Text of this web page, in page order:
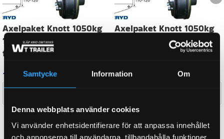
Samtycke Information Om
Denna webbplats använder cookies
Vi använder enhetsidentifierare för att anpassa innehållet
och annonserna till användarna, tillhandahålla funktioner
TOTALVIKT
AXEL A-MÅTT 1800 mm
WEIGHT 91,9 kg